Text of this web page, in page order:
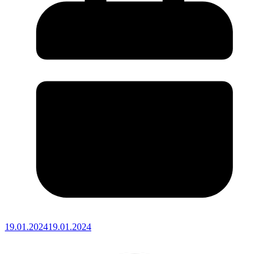
19.01.202419.01.2024